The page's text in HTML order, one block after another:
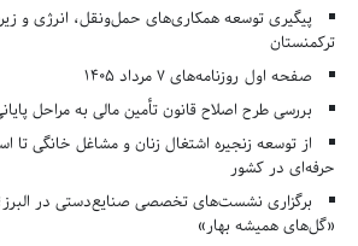
پیگیری توسعه همکاری‌های حمل‌ونقل، انرژی و
ترکمنستان
صفحه اول روزنامه‌های 7 مرداد 1405
بررسی طرح اصلاح قانون تأمین مالی به مراحل
از توسعه زنجیره اشتغال زنان و مشاغل خانگی تا
حرفه‌ای در کشور
برگزاری نشست‌های تخصصی صنایع‌دستی در
«گل‌های همیشه بهار»